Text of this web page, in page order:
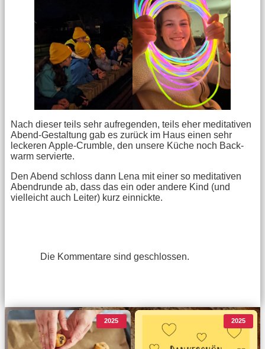
Nach dieser teils sehr aufregenden, teils eher meditativen
Abend-Gestaltung gab es zurück im Haus einen sehr
leckeren Apple-Crumble, den unsere Küche noch Back-
warm servierte.
Den Abend schloss dann Lena mit einer so meditativen
Abendrunde ab, dass das ein oder andere Kind (und
vielleicht auch Leiter) kurz einnickte.
Die Kommentare sind geschlossen.
2025 2025